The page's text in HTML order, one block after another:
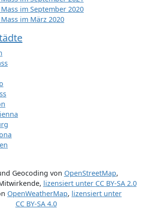
im September 2020
im März 2020
Geocoding von OpenStreetMap,
, lizensiert unter CC BY-SA 2.0
OpenWeatherMap, lizensiert unter
CC BY-SA 4.0